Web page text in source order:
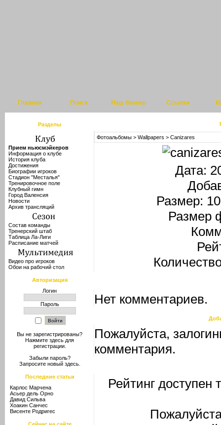
Главная Поиск Наш баннер Ссылки
Разделы
Прием ньюсмэйкеров
Информация о клубе
История клуба
Достижения
Биографии игроков
Стадион "Месталья"
Тренировочное поле
Клубный гимн
Город Валенсия
Новости
Архив трансляций
Состав команды
Тренерский штаб
Таблица Ла-Лиги
Расписание матчей
Видео про игроков
Обои на рабочий стол
Авторизация
Логин
Пароль
Вы не зарегистрированы?
Нажмите здесь для
регистрации.
Забыли пароль?
Запросите новый здесь.
Последние статьи
Карлос Марчена
Асьер дель Орно
Давид Сильва
Хоакин Санчес
Висенте Родригес
Фотоальбомы > Wallpapers > Canizares
Дата:
Размер:
Размер
Нет комментариев.
Пожалуйста,
комментария.
Рейтинг доступен